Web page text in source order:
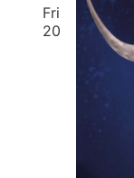
Fri
20